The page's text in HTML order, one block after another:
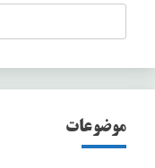
جستجو
موضوعات